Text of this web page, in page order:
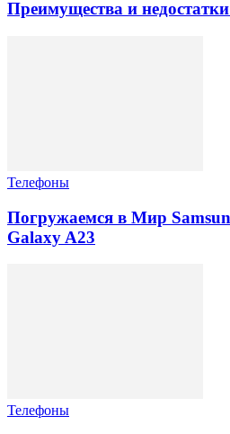
Преимущества и
Телефоны
Погружаемся в Мир
Galaxy A23
Телефоны